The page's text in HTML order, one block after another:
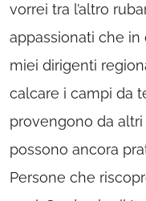
vorrei tra l’altro
appassionati che
miei dirigenti
calcare i campi da
provengono da
possono ancora
Persone che